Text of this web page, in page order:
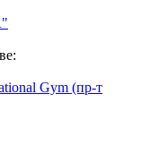
Gym (пр-т